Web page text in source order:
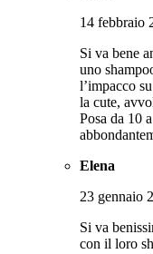
14 febbraio
Si va bene
uno
l’impacco
la cute,
Posa da 10
Elena
23 gennaio
Si va
con il loro